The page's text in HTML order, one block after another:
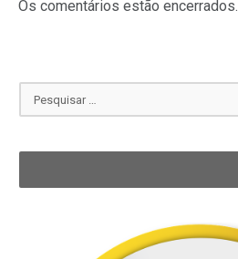
Os comentários estão encerrados.